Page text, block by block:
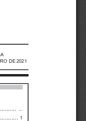
A
DE 2021
1